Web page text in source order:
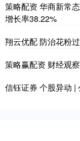
策略配资 华商新常
增长率38.22%
翔云优配 防治花粉
策略赢配资 财经观
信钰证券 个股异动 |